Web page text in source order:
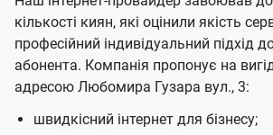
кількості киян, які оцінили якість
професійний індивідуальний підхід
абонента. Компанія пропонує на
адресою Любомира Гузара вул., 3:
швидкісний інтернет для бізнесу;